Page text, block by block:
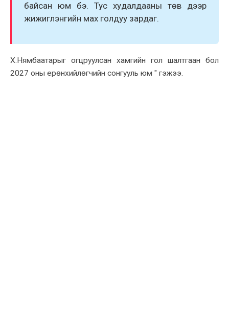
байсан юм бэ. Тус xудалдааны төв дээр
жижиглэнгийн маx голдуу зардаг.
X.Нямбаатарыг огцруулсан xамгийн гол шалтгаан бол
2027 оны ерөнxийлөгчийн сонгууль юм " гэжээ.